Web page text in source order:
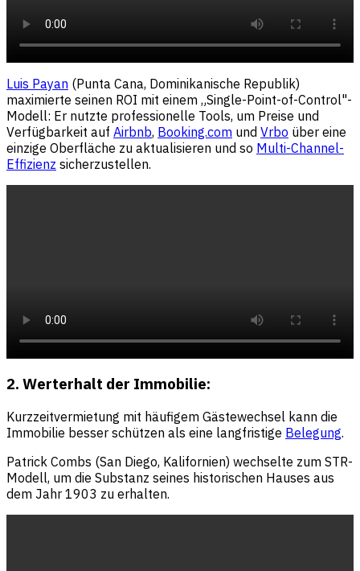
Luis Payan (Punta Cana, Dominikanische Republik)
maximierte seinen ROI mit einem „Single-Point-of-Control"-
Modell: Er nutzte professionelle Tools, um Preise und
Verfügbarkeit auf Airbnb, Booking.com und Vrbo über eine
einzige Oberfläche zu aktualisieren und so Multi-Channel-
Effizienz sicherzustellen.
2. Werterhalt der Immobilie:
Kurzzeitvermietung mit häufigem Gästewechsel kann die
Immobilie besser schützen als eine langfristige Belegung.
Patrick Combs (San Diego, Kalifornien) wechselte zum STR-
Modell, um die Substanz seines historischen Hauses aus
dem Jahr 1903 zu erhalten.